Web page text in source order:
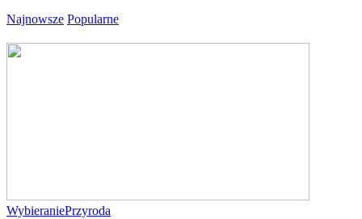
Najnowsze Popularne
WybieraniePrzyroda